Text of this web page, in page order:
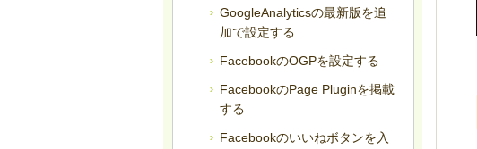
GoogleAnalyticsの最新版を追
加で設定する
FacebookのOGPを設定する
FacebookのPage Pluginを掲載
する
Facebookのいいねボタンを入